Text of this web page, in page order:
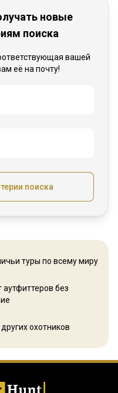
новые
поиска
вашей
её на почту!
поиска
туры по всему миру
без
охотников